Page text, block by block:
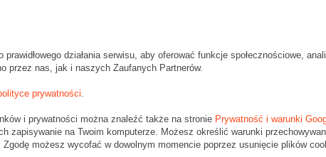
• typ fefco:F0427
• Poczta Polska List S
• Poczta Polska Paczka A
• InPost A
działania serwisu, aby oferować funkcje społecznościowe,
przez nas, jak i naszych Zaufanych Partnerów.
prywatności.
i prywatności można znaleźć także na stronie Prywatność i warunki
zapisywanie na Twoim komputerze. Możesz określić warunki
Zgodę możesz wycofać w dowolnym momencie poprzez usunięcie plików